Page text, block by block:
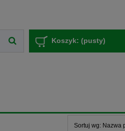
Koszyk: (pusty)
Sortuj wg: Nazwa